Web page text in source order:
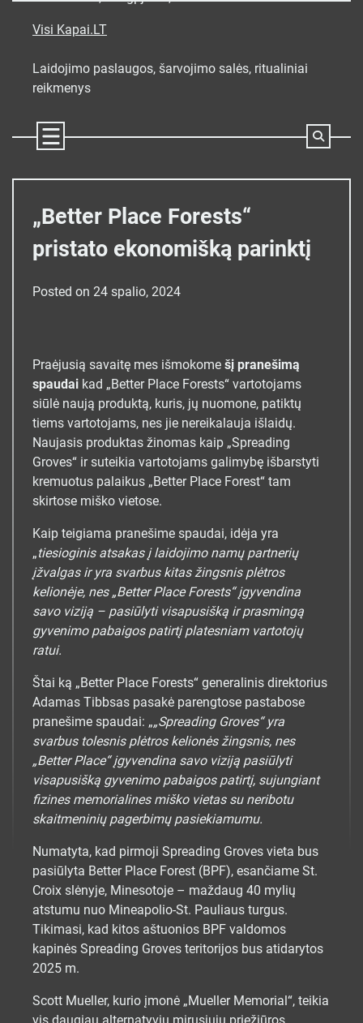
Visi Kapai.LT
Laidojimo paslaugos, šarvojimo salės, ritualiniai
reikmenys
„Better Place Forests“
pristato ekonomišką parinktį
Posted on 24 spalio, 2024
Praėjusią savaitę mes išmokome šį pranešimą
spaudai kad „Better Place Forests“ vartotojams
siūlė naują produktą, kuris, jų nuomone, patiktų
tiems vartotojams, nes jie nereikalauja išlaidų.
Naujasis produktas žinomas kaip „Spreading
Groves“ ir suteikia vartotojams galimybę išbarstyti
kremuotus palaikus „Better Place Forest“ tam
skirtose miško vietose.
Kaip teigiama pranešime spaudai, idėja yra
„tiesioginis atsakas į laidojimo namų partnerių
įžvalgas ir yra svarbus kitas žingsnis plėtros
kelionėje, nes „Better Place Forests“ įgyvendina
savo viziją – pasiūlyti visapusišką ir prasmingą
gyvenimo pabaigos patirtį platesniam vartotojų
ratui.
Štai ką „Better Place Forests“ generalinis direktorius
Adamas Tibbsas pasakė parengtose pastabose
pranešime spaudai: „„Spreading Groves“ yra
svarbus tolesnis plėtros kelionės žingsnis, nes
„Better Place“ įgyvendina savo viziją pasiūlyti
visapusišką gyvenimo pabaigos patirtį, sujungiant
fizines memorialines miško vietas su neribotu
skaitmeninių pagerbimų pasiekiamumu.
Numatyta, kad pirmoji Spreading Groves vieta bus
pasiūlyta Better Place Forest (BPF), esančiame St.
Croix slėnyje, Minesotoje – maždaug 40 mylių
atstumu nuo Mineapolio-St. Pauliaus turgus.
Tikimasi, kad kitos aštuonios BPF valdomos
kapinės Spreading Groves teritorijos bus atidarytos
2025 m.
Scott Mueller, kurio įmonė „Mueller Memorial“, teikia